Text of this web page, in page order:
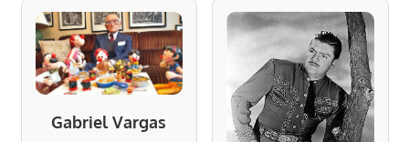
Gabriel Vargas